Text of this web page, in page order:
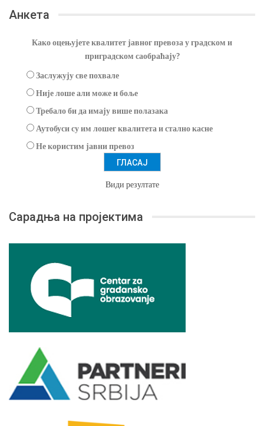
Анкета
Како оцењујете квалитет јавног превоза у градском и
приградском саобраћају?
Заслужују све похвале
Није лоше али може и боље
Требало би да имају више полазака
Аутобуси су им лошег квалитета и стално касне
Не користим јавни превоз
Види резултате
Сарадња на пројектима